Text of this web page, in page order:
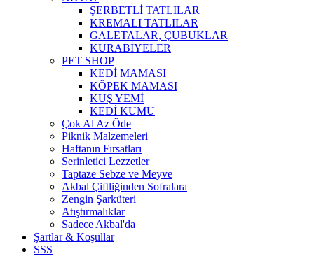
ŞERBETLİ TATLILAR
KREMALI TATLILAR
GALETALAR, ÇUBUKLAR
KURABİYELER
PET SHOP
KEDİ MAMASI
KÖPEK MAMASI
KUŞ YEMİ
KEDİ KUMU
Çok Al Az Öde
Piknik Malzemeleri
Haftanın Fırsatları
Serinletici Lezzetler
Taptaze Sebze ve Meyve
Akbal Çiftliğinden Sofralara
Zengin Şarküteri
Atıştırmalıklar
Sadece Akbal'da
Şartlar & Koşullar
SSS